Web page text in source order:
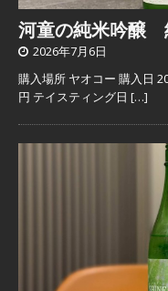
河童の純米吟醸
2026年7月6日
購入場所 ヤオコー 購入日
円 テイスティング日 […]